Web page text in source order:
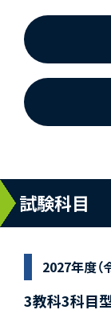
試験科目
2027年度（
3教科3科目